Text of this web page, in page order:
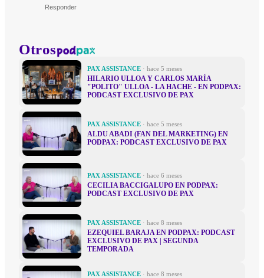
Responder
Otros
PAX ASSISTANCE · hace 5 meses
HILARIO ULLOA Y CARLOS MARÍA
"POLITO" ULLOA - LA HACHE - EN PODPAX:
PODCAST EXCLUSIVO DE PAX
PAX ASSISTANCE · hace 5 meses
ALDU ABADI (FAN DEL MARKETING) EN
PODPAX: PODCAST EXCLUSIVO DE PAX
PAX ASSISTANCE · hace 6 meses
CECILIA BACCIGALUPO EN PODPAX:
PODCAST EXCLUSIVO DE PAX
PAX ASSISTANCE · hace 8 meses
EZEQUIEL BARAJA EN PODPAX: PODCAST
EXCLUSIVO DE PAX | SEGUNDA
TEMPORADA
PAX ASSISTANCE · hace 8 meses